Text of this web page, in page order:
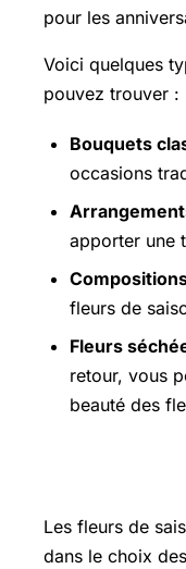
pour les
Voici quelques
pouvez trouver :
Bouquets
occasions
apporter une
fleurs de
Fleurs
retour, vous
beauté des
Les fleurs de
dans le choix